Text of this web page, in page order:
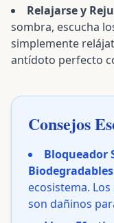
Relajarse y
sombra, escucha
simplemente
antídoto perfecto
Consejos
Bloqueador
ecosistema.
son dañinos